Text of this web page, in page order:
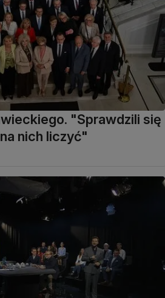
"Sprawdzili się
nich liczyć"